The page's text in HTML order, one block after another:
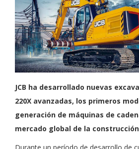
JCB ha desarrollado nuevas
220X avanzadas, los primeros
generación de máquinas de
mercado global de la